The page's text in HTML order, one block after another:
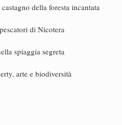
della foresta incantata
di Nicotera
spiaggia segreta
arte e biodiversità